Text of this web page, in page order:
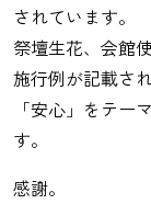
されています。
祭壇生花、会館
施行例が記載さ
「安心」をテー
す。
感謝。